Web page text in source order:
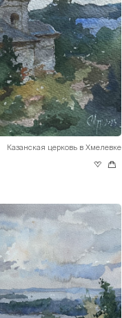
Казанская церковь в Хмелевке